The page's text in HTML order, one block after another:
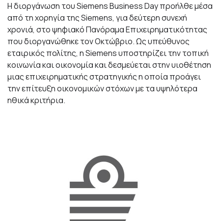
Η διοργάνωση του Siemens Business Day προήλθε μέσα
από τη χορηγία της Siemens, για δεύτερη συνεχή
χρονιά, στο ψηφιακό Πανόραμα Επιχειρηματικότητας
που διοργανώθηκε τον Οκτώβριο. Ως υπεύθυνος
εταιρικός πολίτης, η Siemens υποστηρίζει την τοπική
κοινωνία και οικονομία και δεσμεύεται στην υιοθέτηση
μιας επιχειρηματικής στρατηγικής η οποία προάγει
την επίτευξη οικονομικών στόχων με τα υψηλότερα
ηθικά κριτήρια.